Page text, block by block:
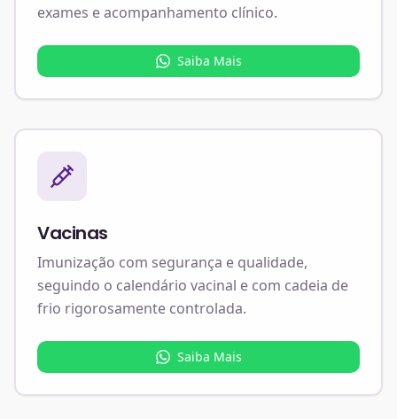
exames e acompanhamento clínico.
Saiba Mais
Vacinas
Imunização com segurança e qualidade,
seguindo o calendário vacinal e com cadeia de
frio rigorosamente controlada.
Saiba Mais